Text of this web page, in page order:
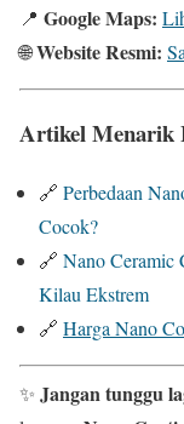
📍 Google Maps:
🌐Website Resmi:
Artikel Menarik
🔗 Perbedaan
Cocok?
🔗 Nano Ceramic
Kilau Ekstrem
🔗 Harga Nano
✨ Jangan tunggu